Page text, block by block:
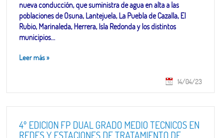
nueva conducción, que suministra de agua en alta a las
poblaciones de Osuna, Lantejuela, La Puebla de Cazalla, El
Rubio, Marinaleda, Herrera, Isla Redonda y los distintos
municipios...
Leer más»
14/04/23
4º EDICION FP DUAL GRADO MEDIO TECNICOS EN
REDES Y ESTACIONES DE TRATAMIENTO DE